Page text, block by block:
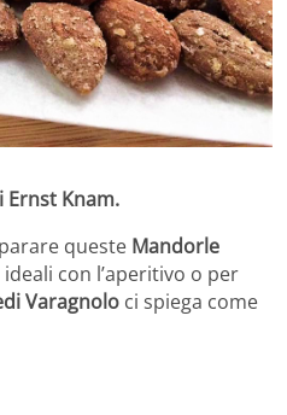
Ernst Knam.
queste Mandorle
con l’aperitivo o per
Varagnolo ci spiega come